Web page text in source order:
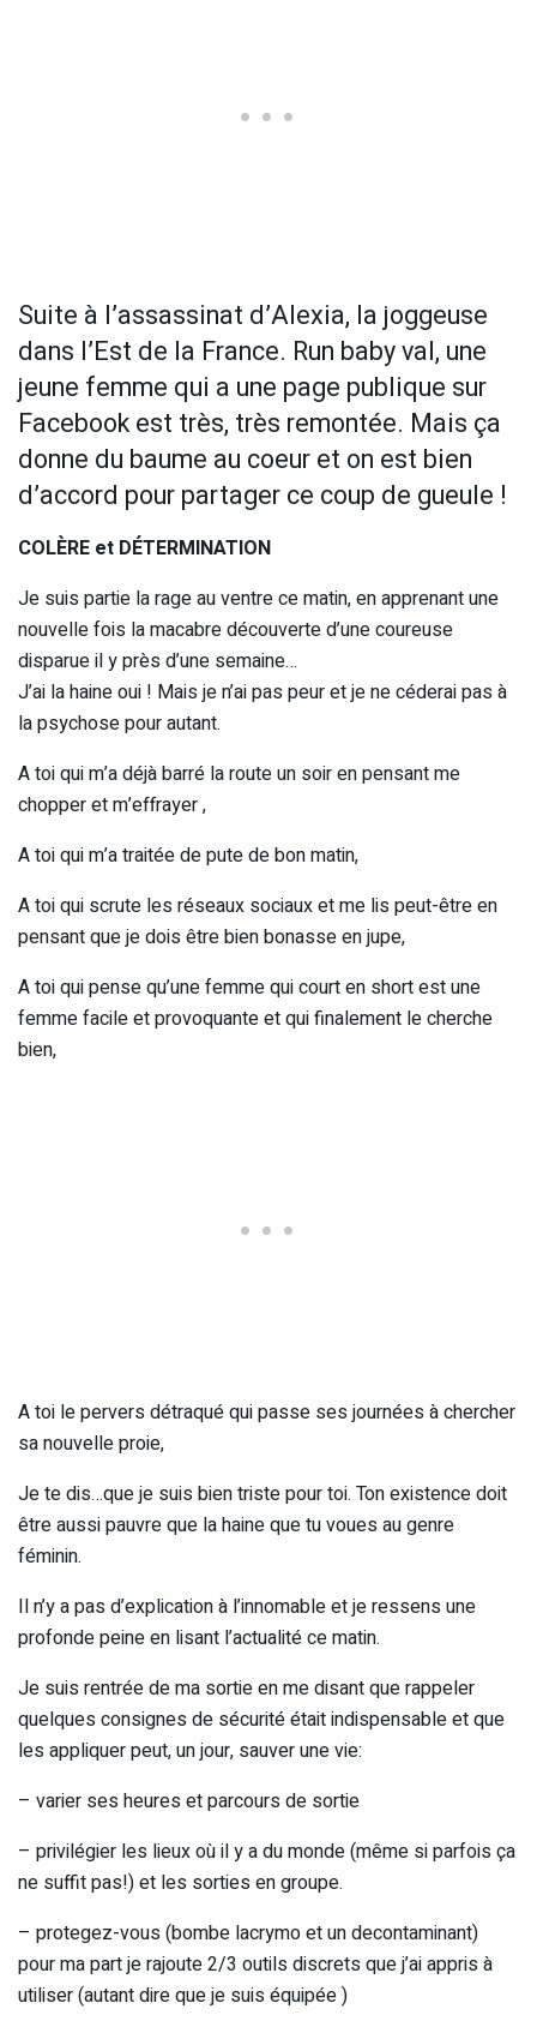
Suite à l’assassinat d’Alexia, la joggeuse
dans l’Est de la France. Run baby val, une
jeune femme qui a une page publique sur
Facebook est très, très remontée. Mais ça
donne du baume au coeur et on est bien
d’accord pour partager ce coup de gueule !
COLÈRE et DÉTERMINATION
Je suis partie la rage au ventre ce matin, en apprenant une
nouvelle fois la macabre découverte d’une coureuse
disparue il y près d’une semaine…
J’ai la haine oui ! Mais je n’ai pas peur et je ne céderai pas à
la psychose pour autant.
A toi qui m’a déjà barré la route un soir en pensant me
chopper et m’effrayer ,
A toi qui m’a traitée de pute de bon matin,
A toi qui scrute les réseaux sociaux et me lis peut-être en
pensant que je dois être bien bonasse en jupe,
A toi qui pense qu’une femme qui court en short est une
femme facile et provoquante et qui finalement le cherche
bien,
A toi le pervers détraqué qui passe ses journées à chercher
sa nouvelle proie,
Je te dis…que je suis bien triste pour toi. Ton existence doit
être aussi pauvre que la haine que tu voues au genre
féminin.
Il n’y a pas d’explication à l’innomable et je ressens une
profonde peine en lisant l’actualité ce matin.
Je suis rentrée de ma sortie en me disant que rappeler
quelques consignes de sécurité était indispensable et que
les appliquer peut, un jour, sauver une vie:
– varier ses heures et parcours de sortie
– privilégier les lieux où il y a du monde (même si parfois ça
ne suffit pas!) et les sorties en groupe.
– protegez-vous (bombe lacrymo et un decontaminant)
pour ma part je rajoute 2/3 outils discrets que j’ai appris à
utiliser (autant dire que je suis équipée )